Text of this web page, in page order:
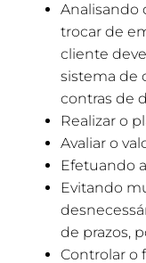
Analisando
trocar de
cliente
sistema de
contras de
Realizar o
Avaliar o
Efetuando
Evitando
de prazos,
Controlar o